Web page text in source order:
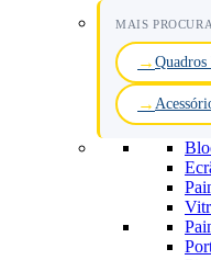
MAIS
Quadros